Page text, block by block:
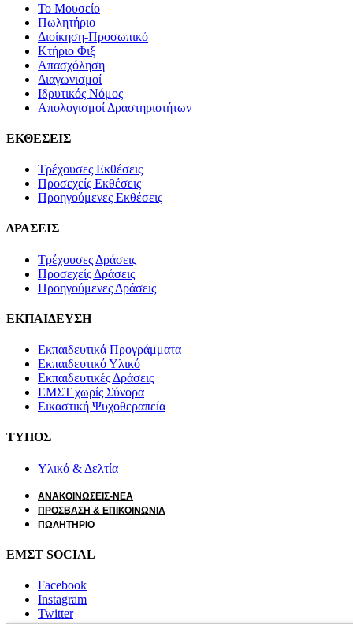
Το Μουσείο
Πωλητήριο
Διοίκηση-Προσωπικό
Κτήριο Φιξ
Απασχόληση
Διαγωνισμοί
Ιδρυτικός Νόμος
Απολογισμοί Δραστηριοτήτων
ΕΚΘΕΣΕΙΣ
Τρέχουσες Εκθέσεις
Προσεχείς Εκθέσεις
Προηγούμενες Εκθέσεις
ΔΡΑΣΕΙΣ
Τρέχουσες Δράσεις
Προσεχείς Δράσεις
Προηγούμενες Δράσεις
ΕΚΠΑΙΔΕΥΣΗ
Εκπαιδευτικά Προγράμματα
Εκπαιδευτικό Υλικό
Εκπαιδευτικές Δράσεις
ΕΜΣΤ χωρίς Σύνορα
Εικαστική Ψυχοθεραπεία
ΤΥΠΟΣ
Υλικό & Δελτία
ΑΝΑΚΟΙΝΩΣΕΙΣ-ΝΕΑ
ΠΡΟΣΒΑΣΗ & ΕΠΙΚΟΙΝΩΝΙΑ
ΠΩΛΗΤΗΡΙΟ
ΕΜΣΤ SOCIAL
Facebook
Instagram
Twitter